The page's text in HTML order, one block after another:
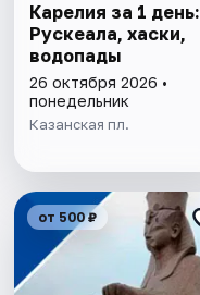
Карелия за 1 день:
Рускеала, хаски,
водопады
26 октября 2026 •
понедельник
Казанская пл.
от 500 ₽